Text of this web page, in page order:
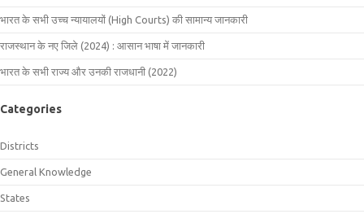
भारत के सभी उच्च न्यायालयों (High Courts) की सामान्य जानकारी
राजस्थान के नए जिले (2024) : आसान भाषा में जानकारी
भारत के सभी राज्य और उनकी राजधानी (2022)
Categories
Districts
General Knowledge
States